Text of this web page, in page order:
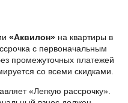
«Аквилон» на квартиры в
с первоначальным
промежуточных платежей
со всеми скидками.
«Легкую рассрочку».